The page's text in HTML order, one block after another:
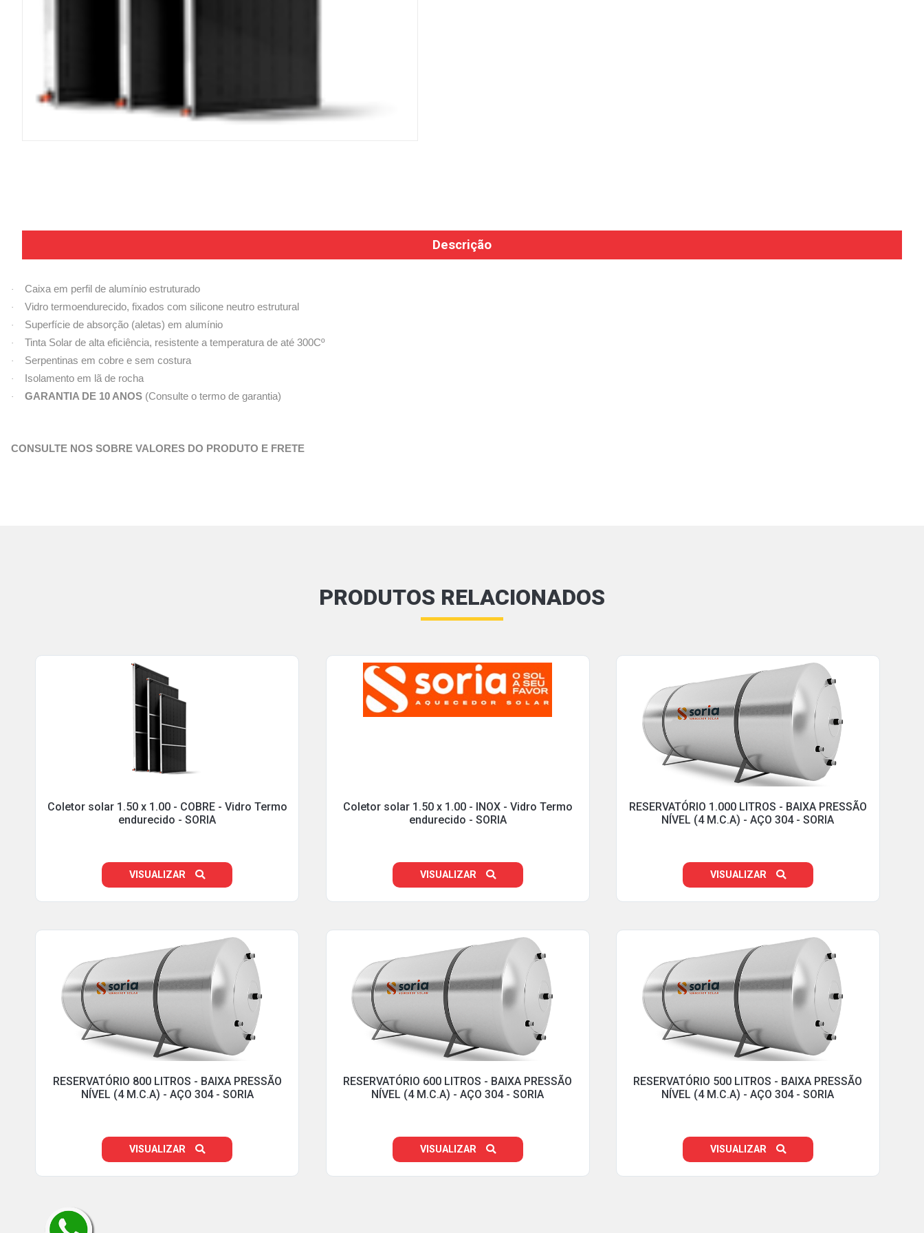
Descrição
· Caixa em perfil de alumínio estruturado
· Vidro termoendurecido, fixados com silicone neutro estrutural
· Superfície de absorção (aletas) em alumínio
· Tinta Solar de alta eficiência, resistente a temperatura de até 300Cº
· Serpentinas em cobre e sem costura
· Isolamento em lã de rocha
· GARANTIA DE 10 ANOS (Consulte o termo de garantia)
CONSULTE NOS SOBRE VALORES DO PRODUTO E FRETE
PRODUTOS RELACIONADOS
Coletor solar 1.50 x 1.00 - COBRE - Vidro Termo
endurecido - SORIA
VISUALIZAR
Coletor solar 1.50 x 1.00 - INOX - Vidro Termo
endurecido - SORIA
VISUALIZAR
RESERVATÓRIO 1.000 LITROS - BAIXA PRESSÃO
NÍVEL (4 M.C.A) - AÇO 304 - SORIA
VISUALIZAR
RESERVATÓRIO 800 LITROS - BAIXA PRESSÃO
NÍVEL (4 M.C.A) - AÇO 304 - SORIA
VISUALIZAR
RESERVATÓRIO 600 LITROS - BAIXA PRESSÃO
NÍVEL (4 M.C.A) - AÇO 304 - SORIA
VISUALIZAR
RESERVATÓRIO 500 LITROS - BAIXA PRESSÃO
NÍVEL (4 M.C.A) - AÇO 304 - SORIA
VISUALIZAR